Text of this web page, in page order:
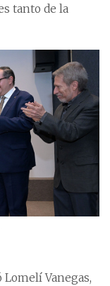
tanto de la
Lomelí Vanegas,